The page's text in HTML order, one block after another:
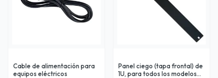
Cable de alimentación para
equipos eléctricos
Panel ciego (tapa frontal) de
1U, para todos los modelos